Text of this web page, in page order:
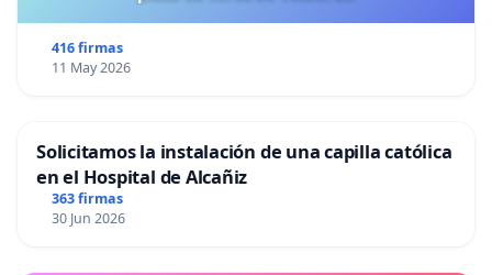
416 firmas
11 May 2026
Solicitamos la instalación de una capilla católica
en el Hospital de Alcañiz
363 firmas
30 Jun 2026